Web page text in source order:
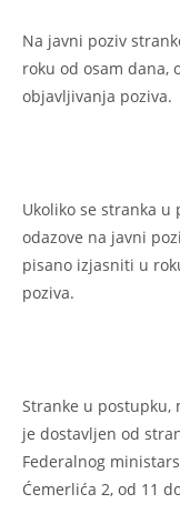
Na javni poziv
roku od osam dana,
objavljivanja poziva.
Ukoliko se stranka
odazove na javni
pisano izjasniti u
poziva.
Stranke u postupku,
je dostavljen od
Federalnog
Ćemerlića 2, od 11